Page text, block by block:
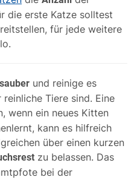
die erste Katze solltest
für jede weitere
und reinige es
Tiere sind. Eine
wenn ein neues Kitten
kann es hilfreich
über einen kurzen
zu belassen. Das
bei der